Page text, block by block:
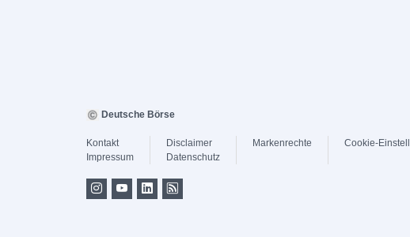
Deutsche Börse
Kontakt
Impressum
Disclaimer
Datenschutz
Markenrechte Cookie-